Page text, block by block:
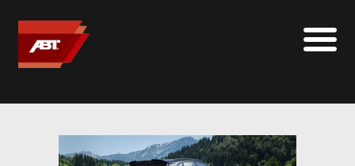
ABT SPORTSLINE FRANCE
MARQUES
LE SUR-MESURE
ABT